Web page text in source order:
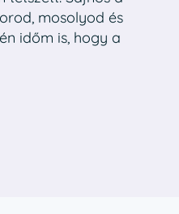
mosolyod és
időm is, hogy a